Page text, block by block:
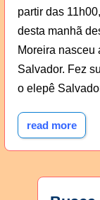
partir das
desta manhã
Moreira nasceu
Salvador. Fez
o elepê
read more